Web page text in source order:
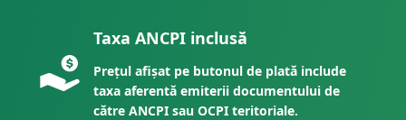
Taxa ANCPI inclusă
Prețul afișat pe butonul de plată include
taxa aferentă emiterii documentului de
către ANCPI sau OCPI teritoriale.